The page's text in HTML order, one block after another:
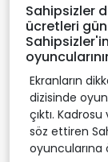
Sahipsizler
ücretleri
Ekranların
dizisinde
çıktı.
söz ettiren
oyuncularına